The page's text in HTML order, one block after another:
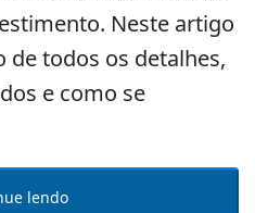
Neste artigo
todos os detalhes,
e como se
lendo